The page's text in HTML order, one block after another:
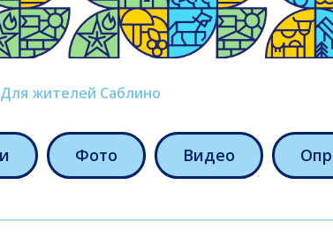
Для жителей Саблино
Фото Видео